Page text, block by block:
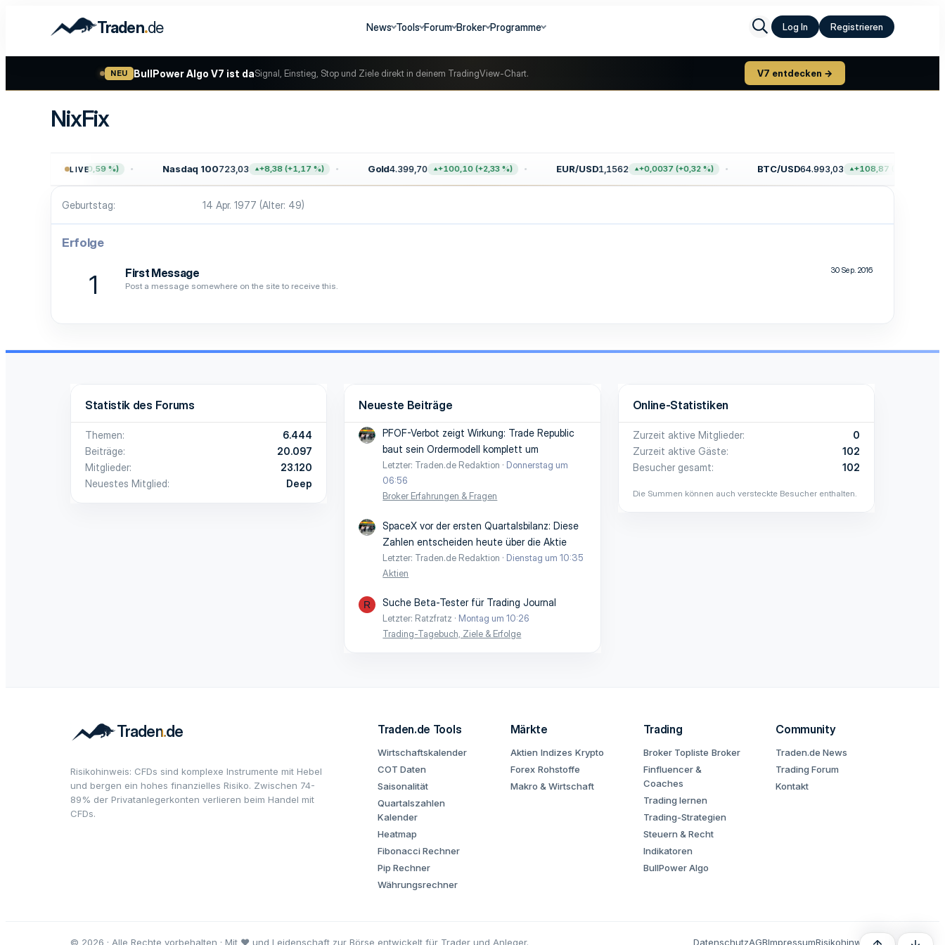
Traden.de News Tools Forum Broker Programme Log In Registrieren
NEU BullPower Algo V7 ist daSignal, Einstieg, Stop und Ziele direkt in deinem TradingView-Chart. V7 entdecken →
NixFix
LIVE
+45,65 (+0,59 %) Nasdaq 100723,03 +8,38 (+1,17 %) Gold4.399,70 +100,10 (+2,33 %) EUR/USD1,1562 +0,0037 (+0,32 %) BTC/USD64.993,03 +108,87 (+0,17 %)
Geburtstag 14 Apr. 1977 (Alter: 49)
Erfolge
1 30 Sep. 2016
First Message
Post a message somewhere on the site to receive this.
Statistik des Forums
Themen
6.444
Beiträge
20.097
Mitglieder
23.120
Neuestes Mitglied
Deep
Neueste Beiträge
PFOF-Verbot zeigt Wirkung: Trade Republic
baut sein Ordermodell komplett um
Letzter: Traden.de Redaktion
Donnerstag um
06:56
Broker Erfahrungen & Fragen
SpaceX vor der ersten Quartalsbilanz: Diese
Zahlen entscheiden heute über die Aktie
Letzter: Traden.de Redaktion
Dienstag um 10:35
Aktien
R Suche Beta-Tester für Trading Journal
Letzter: Ratzfratz
Montag um 10:26
Trading-Tagebuch, Ziele & Erfolge
Online-Statistiken
Zurzeit aktive Mitglieder
0
Zurzeit aktive Gäste
102
Besucher gesamt
102
Die Summen können auch versteckte Besucher enthalten.
Risikohinweis: CFDs sind komplexe Instrumente mit Hebel
und bergen ein hohes finanzielles Risiko. Zwischen 74-
89% der Privatanlegerkonten verlieren beim Handel mit
CFDs.
Traden.de Tools
Wirtschaftskalender
COT Daten
Saisonalität
Quartalszahlen
Kalender
Heatmap
Fibonacci Rechner
Pip Rechner
Währungsrechner
Märkte
Aktien Indizes Krypto
Forex Rohstoffe
Makro & Wirtschaft
Trading
Broker Topliste Broker
Finfluencer &
Coaches
Trading lernen
Trading-Strategien
Steuern & Recht
Indikatoren
BullPower Algo
Community
Traden.de News
Trading Forum
Kontakt
© 2026 · Alle Rechte vorbehalten · Mit ♥ und Leidenschaft zur Börse entwickelt für Trader und Anleger. DatenschutzAGBImpressumRisikohinweis